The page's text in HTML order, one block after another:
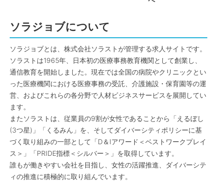
ソラジョブについて
ソラジョブとは、株式会社ソラストが管理する求人サイトです。
ソラストは1965年、日本初の医療事務教育機関として創業し、
通信教育を開始しました。現在では全国の病院やクリニックとい
った医療機関における医療事務の受託、介護施設・保育園等の運
営、およびこれらの各分野で人材ビジネスサービスを展開してい
ます。
またソラストは、従業員の9割が女性であることから「えるぼし
(3つ星)」「くるみん」を、そしてダイバーシティポリシーに基
づく取り組みの一部として「D＆Iアワード＜ベストワークプレイ
ス＞」「PRIDE指標＜シルバー＞」を取得しています。
誰もが働きやすい会社を目指し、女性の活躍推進、ダイバーシテ
ィの推進に積極的に取り組んでいます。